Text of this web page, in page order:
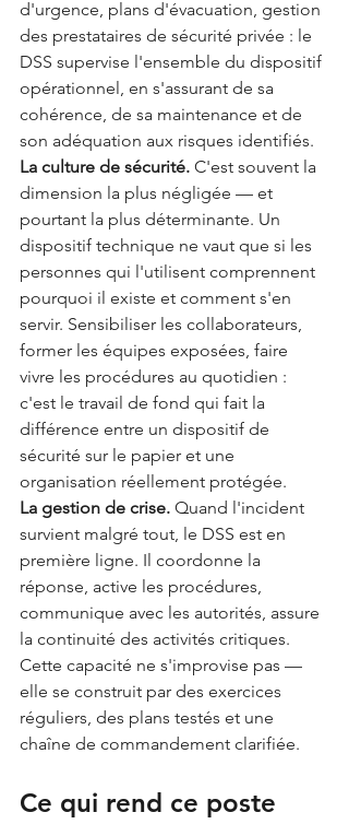
d'urgence, plans d'évacuation, gestion
des prestataires de sécurité privée : le
DSS supervise l'ensemble du dispositif
opérationnel, en s'assurant de sa
cohérence, de sa maintenance et de
son adéquation aux risques identifiés.
La culture de sécurité. C'est souvent la
dimension la plus négligée — et
pourtant la plus déterminante. Un
dispositif technique ne vaut que si les
personnes qui l'utilisent comprennent
pourquoi il existe et comment s'en
servir. Sensibiliser les collaborateurs,
former les équipes exposées, faire
vivre les procédures au quotidien :
c'est le travail de fond qui fait la
différence entre un dispositif de
sécurité sur le papier et une
organisation réellement protégée.
La gestion de crise. Quand l'incident
survient malgré tout, le DSS est en
première ligne. Il coordonne la
réponse, active les procédures,
communique avec les autorités, assure
la continuité des activités critiques.
Cette capacité ne s'improvise pas —
elle se construit par des exercices
réguliers, des plans testés et une
chaîne de commandement clarifiée.
Ce qui rend ce poste